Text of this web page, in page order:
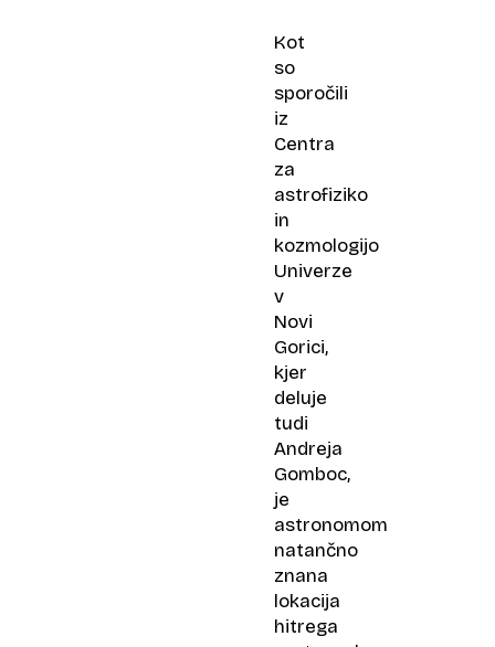
Kot
so
sporočili
iz
Centra
za
astrofiziko
in
kozmologijo
Univerze
v
Novi
Gorici,
kjer
deluje
tudi
Andreja
Gomboc,
je
astronomom
natančno
znana
lokacija
hitrega